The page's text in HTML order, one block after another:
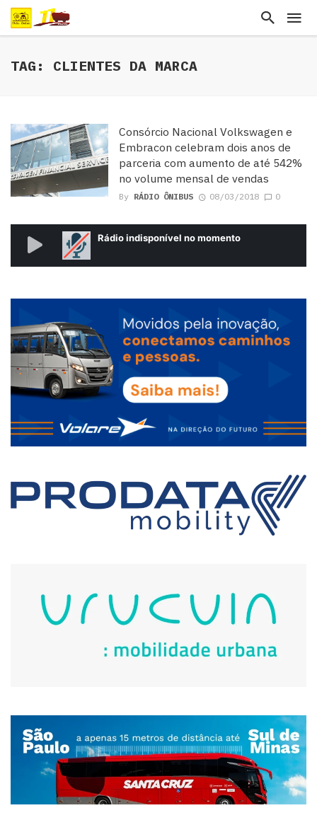
TAG: CLIENTES DA MARCA
Consórcio Nacional Volkswagen e
Embracon celebram dois anos de
parceria com aumento de até 542%
no volume mensal de vendas
By RÁDIO ÔNIBUS 08/03/2018 0